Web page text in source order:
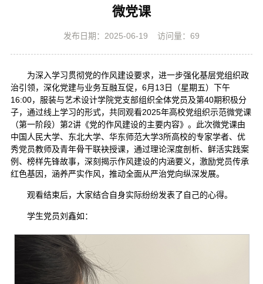
微党课
发布日期：2025-06-19 访问量： 69
为深入学习贯彻党的作风建设要求，进一步强化基层党组织政
治引领，深化党建与业务互融互促，6月13日（星期五）下午
16:00，服装与艺术设计学院党支部组织全体党员及第40期积极分
子，通过线上学习的形式，共同观看2025年高校党组织示范微党课
（第一阶段）第2讲《党的作风建设的主要内容》。此次微党课由
中国人民大学、东北大学、华东师范大学3所高校的专家学者、优
秀党员教师及青年骨干联袂授课，通过理论深度剖析、鲜活实践案
例、榜样先锋故事，深刻揭示作风建设的内涵要义，激励党员传承
红色基因，涵养严实作风，推动全面从严治党向纵深发展。
观看结束后，大家结合自身实际纷纷发表了自己的心得。
学生党员刘鑫如：